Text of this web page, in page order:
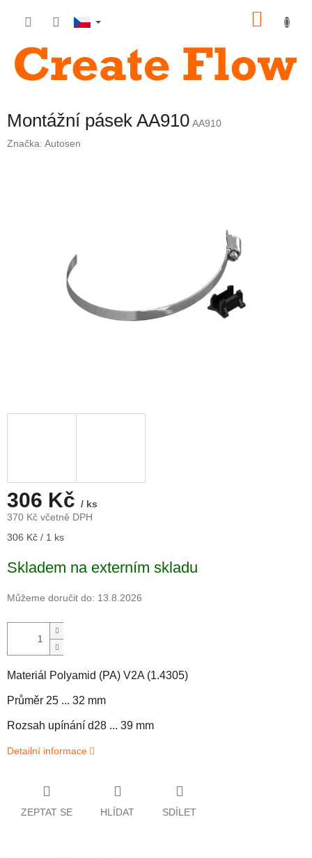
Montážní pásek AA910 AA910
Značka: Autosen
306 Kč / ks
370 Kč včetně DPH
Měrná
306 Kč / 1 ks
Skladem na externím skladu
Můžeme doručit do: 13.8.2026
Materiál Polyamid (PA) V2A (1.4305)
Průměr 25 ... 32 mm
Rozsah upínání d28 ... 39 mm
Detailní informace
ZEPTAT SE HLÍDAT SDÍLET